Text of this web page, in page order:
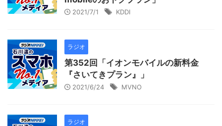
2021/7/1 KDDI
ラジオ
第352回「イオンモバイルの新料金
『さいてきプラン』」
2021/6/24 MVNO
ラジオ